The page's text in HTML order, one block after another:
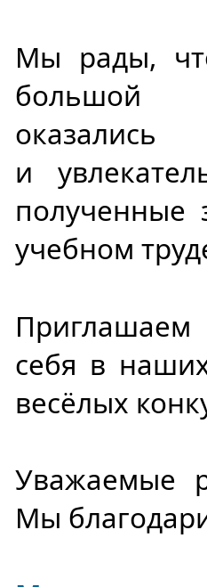
Мы рады,
и
полученные
учебном
себя в
весёлых
Уважаемые
Мы